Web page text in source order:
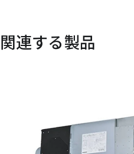
関連する製品